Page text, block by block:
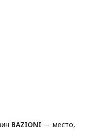
BAZIONI — место,